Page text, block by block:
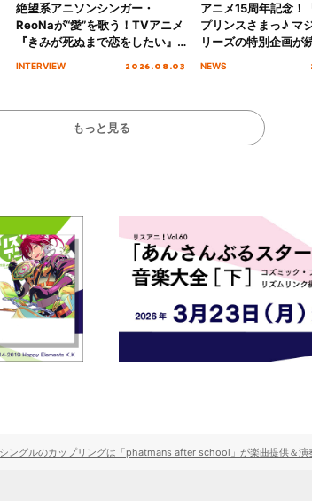
絶望系アニソンシンガー・
ReoNaが“愛”を歌う！TVアニメ
『きみが死ぬまで恋をしたい』
INTERVIEW 2026.08.03
アニメ15周年記念！
プリンスさまっ♪ マ
リーズの特別企画が
NEWS
もっと見る
ングルのカップリングは「phatmans after school」が楽曲提供＆演